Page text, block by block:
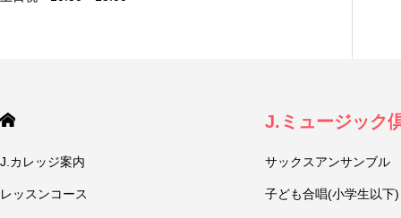
J.カレッジ案内
レッスンコース
J.ミュージック
サックスアンサンブル
子ども合唱(小学生以下)